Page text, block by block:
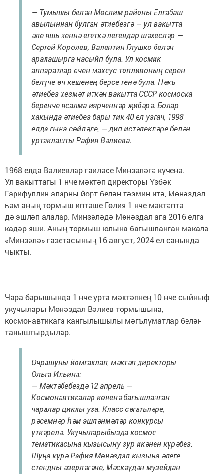
— Тумышы белән Мөслим районы Елгабаш
авылыннан булган әтиебезгә — ул вакытта
әле яшь кеннә егеткә легендар шәхесләр —
Сергей Королев, Валентин Глушко белән
аралашырга насыйп була. Ул космик
аппаратлар өчен махсус топливоның серен
белүче өч кешенең берсе генә була. Нәкъ
әтиебез хезмәт иткән вакытта СССР космоска
беренче ясалма иярченнәр җибәрә. Болар
хакында әтиебез бары тик 40 ел узгач, 1998
елда гына сөйләде, — дип истәлекләре белән
уртаклашты Рафия Вәлиева.
1968 елда Вәлиевлар гаиләсе Минзәләгә күченә.
Ул вакыттагы 1 нче мәктәп директоры Үзбәк
Гарифуллин аларны йорт белән тәэмин итә, Мөнәздал
һәм аның тормыш иптәше Гөлия 1 нче мәктәптә
дә эшләп алалар. Минзәләдә Мөнәздал ага 2016 елга
кадәр яши. Аның тормыш юлына багышланган мәкалә
«Минзәлә» газетасының 16 август, 2024 ел санында
чыкты.
Чара барышында 1 нче урта мәктәпнең 10 нче сыйныф
укучылары Мөнәздал Вәлиев тормышына,
космонавтикага кангылышылы мәгълүматлар белән
таныштырдылар.
Очрашуны йомгаклап, мәктәп директоры
Ольга Ильина:
— Мәктәбебездә 12 апрель —
Космонавтикалар көненә багышланган
чаралар циклы уза. Класс сәгатьләре,
рәсемнәр һәм эшләнмәләр конкурсы
үткәрелә. Укучыларыбызда космос
тематикасына кызысыну зур икәнен күрәбез.
Шуңа күрә Рафия Мөнәздал кызына әлеге
стендны әзерләгәне, Мәскәүдән музейдан